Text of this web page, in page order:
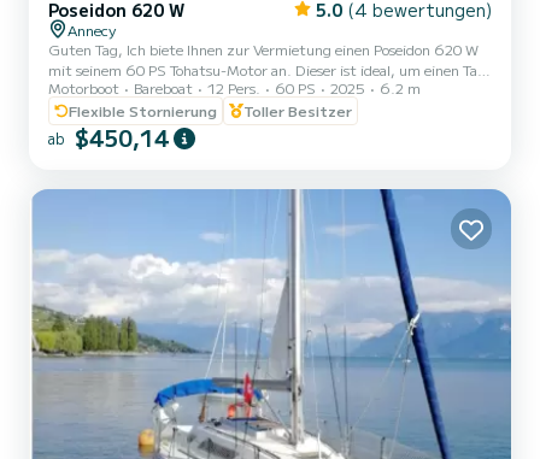
Poseidon 620 W 5.0 (4 bewertungen)
Annecy
Guten Tag, Ich biete Ihnen zur Vermietung einen Poseidon 620 W
mit seinem 60 PS Tohatsu-Motor an. Dieser ist ideal, um einen Tag
mit Familie oder Freunden zu verbringen und unseren
wunderschönen See zu genießen. Zugelassen für bis zu 12 Personen
(maximal 10 Erwachsene und 2 Kinder), abnehmbarer Tisch,
Getränkehalter, Badeleitern vorne und hinten, Bluetooth-Station,
und Kinder ab 3 kg. Sicherheitsausrüstung nach Norm.
Motorboot Bareboat 12 Pers. 60 PS 2025
6.2 m
Flexible Stornierung
Toller Besitzer
ab $450,14